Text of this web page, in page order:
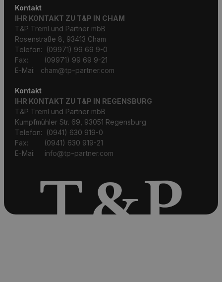
Kontakt
IHR KONTAKT ZU T&P IN CHAM
T&P Treml und Partner mbB
Rosenstraße 8, 93413 Cham
Telefon: (09971) 99 69 9-0
Fax: (09971) 99 69 9-21
E-Mai: cham@tp-partner.com
Kontakt
IHR KONTAKT ZU T&P IN REGENSBURG
T&P Treml und Partner mbB
Kumpfmühler Str. 69, 93051 Regensburg
Telefon: (0941) 630 919-0
Fax: (0941) 630 919-21
E-Mai: info@tp-partner.com